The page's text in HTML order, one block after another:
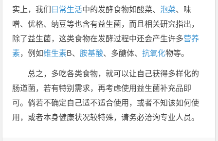
实上，我们
日常生活中的发酵食物如酸菜、泡菜、味
噌、优格、纳豆等也含有益生菌，而且相关研究指出，
除了益生菌，这类食物在发酵过程中还会产生许多营养
素，例如维生素B、 胺基酸、多醣体、抗氧化物等。
总之，多吃各类食物，就可以让自己获得多样化的
肠道菌，若有特别需求，再考虑使用益生菌补充品即
可。倘若不确定自己适不适合使用，或者不知该如何使
用，或者本身健康状况较特殊，请务必洽询专业人员。